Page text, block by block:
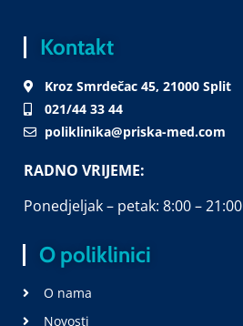
Kontakt
Kroz Smrdečac 45, 21000 Split
021/44 33 44
poliklinika@priska-med.com
RADNO VRIJEME:
Ponedjeljak – petak: 8:00 – 21:00
O poliklinici
O nama
Novosti